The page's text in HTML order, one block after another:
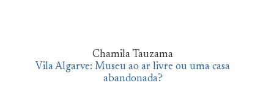
Chamila Tauzama
Vila Algarve: Museu ao ar livre ou uma casa
abandonada?